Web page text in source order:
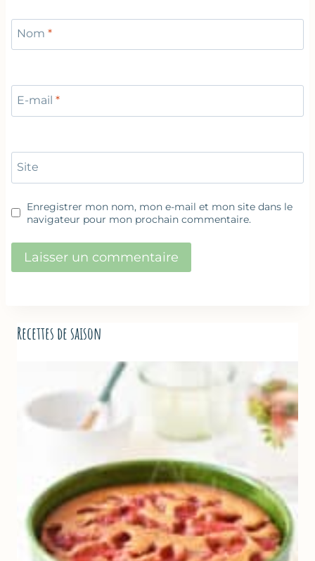
Nom *
E-mail *
Site
Enregistrer mon nom, mon e-mail et mon site dans le
navigateur pour mon prochain commentaire.
Recettes de saison